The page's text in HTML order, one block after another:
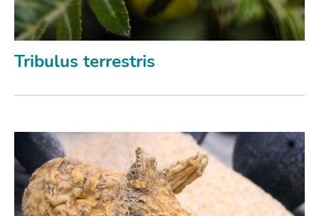
Tribulus terrestris